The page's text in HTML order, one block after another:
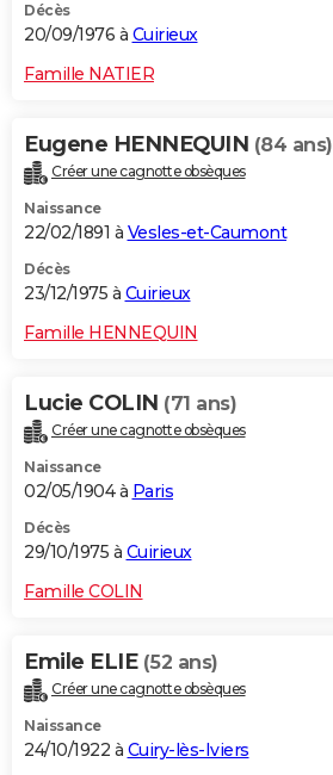
Décès
20/09/1976 à Cuirieux
Famille NATIER
Eugene HENNEQUIN (84 ans)
Créer une cagnotte obsèques
Naissance
22/02/1891 à Vesles-et-Caumont
Décès
23/12/1975 à Cuirieux
Famille HENNEQUIN
Lucie COLIN (71 ans)
Créer une cagnotte obsèques
Naissance
02/05/1904 à Paris
Décès
29/10/1975 à Cuirieux
Famille COLIN
Emile ELIE (52 ans)
Créer une cagnotte obsèques
Naissance
24/10/1922 à Cuiry-lès-Iviers